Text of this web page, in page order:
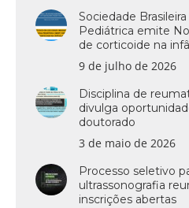
Sociedade
Pediátrica emite
de corticoide na
9 de julho de 2026
Disciplina de
divulga
doutorado
3 de maio de 2026
Processo seletivo
ultrassonografia
inscrições abertas